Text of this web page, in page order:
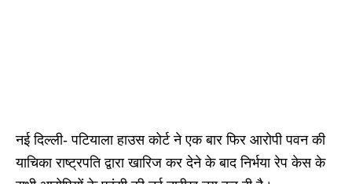
नई दिल्ली- पटियाला हाउस कोर्ट ने एक बार फिर आरोपी पवन की
याचिका राष्ट्रपति द्वारा खारिज कर देने के बाद निर्भया रेप केस के